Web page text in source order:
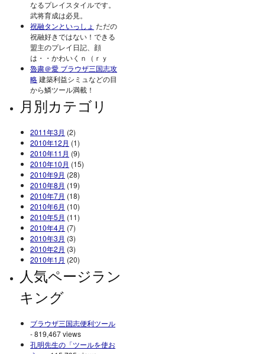
なるプレイスタイルです。
武将育成は必見。
祝融タンといっしょ ただの
祝融好きではない！できる
盟主のプレイ日記、顔
は・・かわいくｎ（ｒｙ
魯粛＠愛 ブラウザ三国志攻
略建築利益シミュなどの目
から鱗ツール満載！
月別カテゴリ
2011年3月 (2)
2010年12月 (1)
2010年11月 (9)
2010年10月 (15)
2010年9月 (28)
2010年8月 (19)
2010年7月 (18)
2010年6月 (10)
2010年5月 (11)
2010年4月 (7)
2010年3月 (3)
2010年2月 (3)
2010年1月 (20)
人気ページラン
キング
ブラウザ三国志便利ツール
- 819,467 views
孔明先生の「ツールを使お